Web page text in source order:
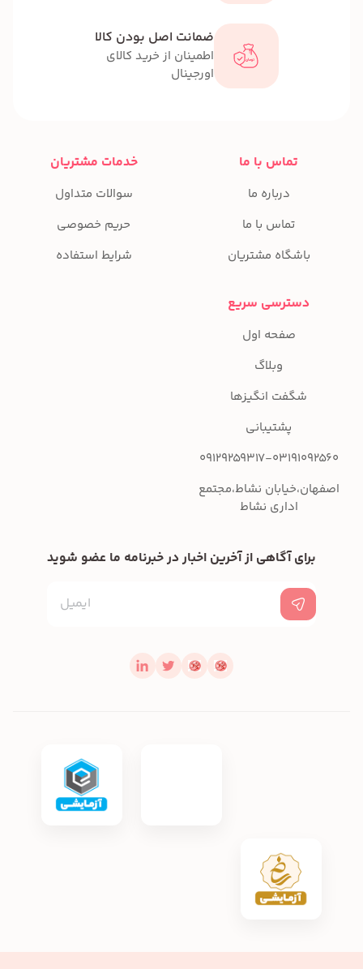
ضمانت اصل بودن کالا
اطمینان از خرید کالای
اورجینال
تماس با ما
درباره ما
تماس با ما
باشگاه مشتریان
خدمات مشتریان
سوالات متداول
حریم خصوصی
شرایط استفاده
دسترسی سریع
صفحه اول
وبلاگ
شگفت انگیزها
پشتیبانی
09129259317-03191092560
اصفهان،خیابان نشاط،مجتمع
اداری نشاط
برای آگاهی از آخرین اخبار در خبرنامه ما عضو شوید